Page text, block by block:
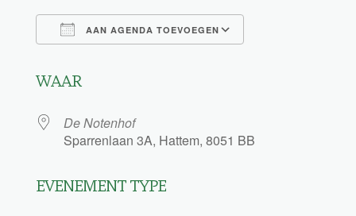
AAN AGENDA TOEVOEGEN
WAAR
De Notenhof
Sparrenlaan 3A, Hattem, 8051 BB
EVENEMENT TYPE